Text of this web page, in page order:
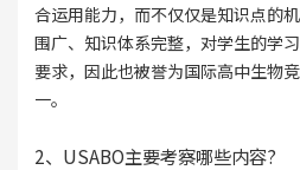
合运用能力，而不仅仅是知识点的
围广、知识体系完整，对学生的学
要求，因此也被誉为国际高中生物
一。
2、USABO主要考察哪些内容?